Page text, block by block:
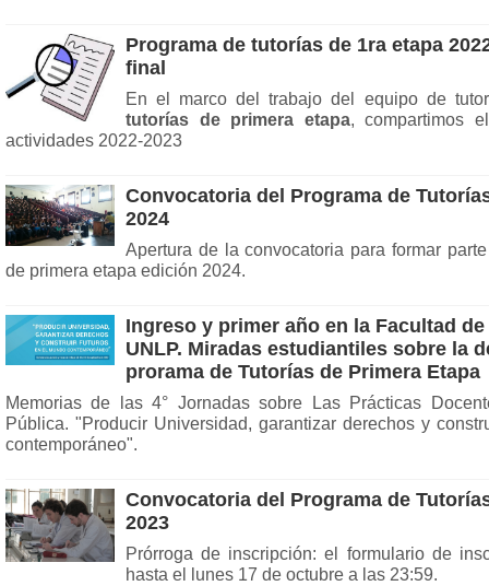
Programa de tutorías de 1ra etapa
final
En el marco del trabajo del equipo de
tutorías de primera etapa, compartimos
actividades 2022-2023
Convocatoria del Programa de
2024
Apertura de la convocatoria para formar
de primera etapa edición 2024.
Ingreso y primer año en la Facultad
UNLP. Miradas estudiantiles sobre la
prorama de Tutorías de Primera Etapa
Memorias de las 4° Jornadas sobre Las Prácticas
Pública. "Producir Universidad, garantizar derechos y
contemporáneo".
Convocatoria del Programa de
2023
Prórroga de inscripción: el formulario de
hasta el lunes 17 de octubre a las 23:59.